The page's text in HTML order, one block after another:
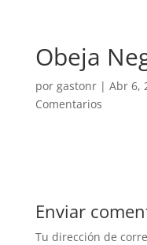
Obeja
por gastonr| Abr 6,
Comentarios
Enviar
Tu dirección de